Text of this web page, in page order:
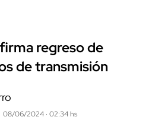
regreso de
de transmisión
08/06/2024 · 02:34 hs